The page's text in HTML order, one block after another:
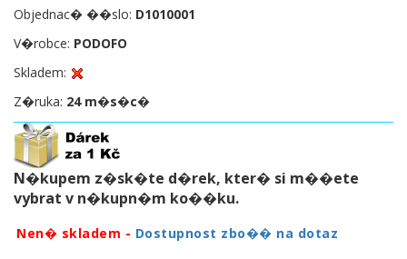
Objednac� ��slo: D1010001
V�robce: PODOFO
Skladem:
Z�ruka: 24 m�s�c�
N�kupem z�sk�te d�rek, kter� si m��ete
vybrat v n�kupn�m ko��ku.
Nen� skladem - Dostupnost zbo�� na dotaz